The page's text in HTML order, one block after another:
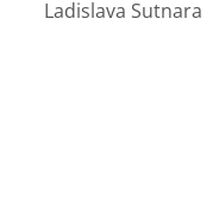
Ladislava Sutnara